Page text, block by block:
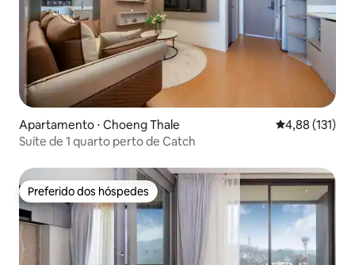
Apartamento ⋅ Choeng Thale 4,88 de uma
4,88 (131)
Suíte de 1 quarto perto de Catch
Preferido dos hóspedes
Preferido dos hóspedes